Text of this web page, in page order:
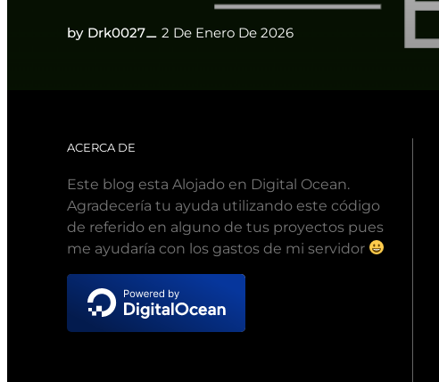
Drk0027 2 De Enero De 2026
ACERCA DE
Este blog esta Alojado en Digital Ocean.
Agradecería tu ayuda utilizando este código
de referido en alguno de tus proyectos pues
me ayudaría con los gastos de mi servidor